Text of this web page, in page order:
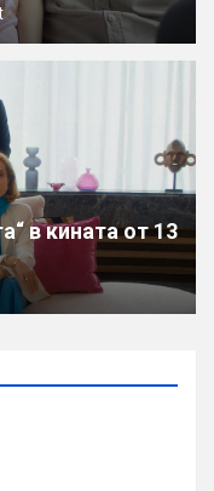
в кината от 13